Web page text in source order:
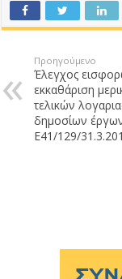
Προηγούμενο
Έλεγχος
εκκαθάριση
τελικών
δημοσίων
Ε41/129/